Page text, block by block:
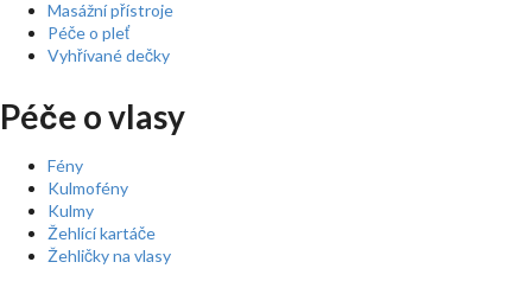
Masážní přístroje
Péče o pleť
Vyhřívané dečky
Péče o vlasy
Fény
Kulmofény
Kulmy
Žehlící kartáče
Žehličky na vlasy